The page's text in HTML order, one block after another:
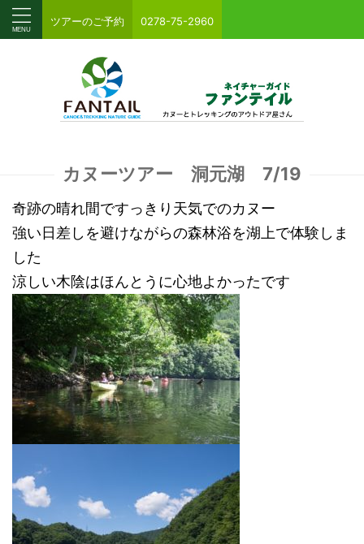
ツアーのご予約 0278-75-2960
カヌーツアー 洞元湖 7/19
奇跡の晴れ間ですっきり天気でのカヌー
強い日差しを避けながらの森林浴を湖上で体験しま
した
涼しい木陰はほんとうに心地よかったです